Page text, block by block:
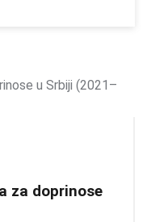
za doprinose